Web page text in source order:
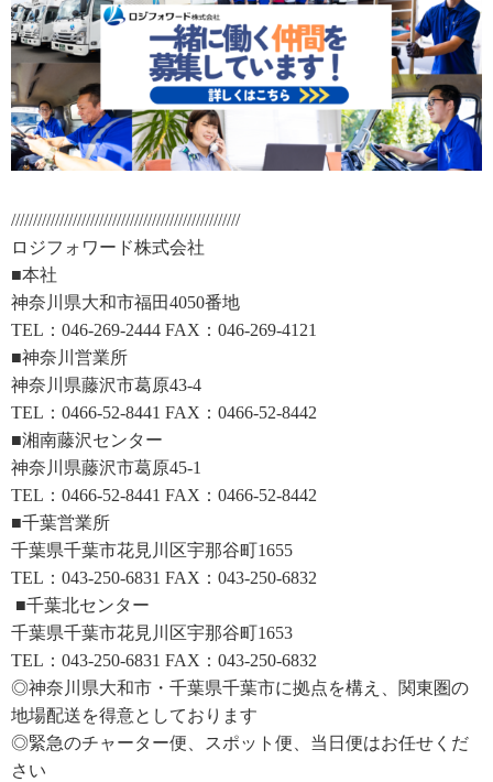
////////////////////////////////////////////////////
ロジフォワード株式会社
■本社
神奈川県大和市福田4050番地
TEL：046-269-2444 FAX：046-269-4121
■神奈川営業所
神奈川県藤沢市葛原43-4
TEL：0466-52-8441 FAX：0466-52-8442
■湘南藤沢センター
神奈川県藤沢市葛原45-1
TEL：0466-52-8441 FAX：0466-52-8442
■千葉営業所
千葉県千葉市花見川区宇那谷町1655
TEL：043-250-6831 FAX：043-250-6832
■千葉北センター
千葉県千葉市花見川区宇那谷町1653
TEL：043-250-6831 FAX：043-250-6832
◎神奈川県大和市・千葉県千葉市に拠点を構え、関東圏の
地場配送を得意としております
◎緊急のチャーター便、スポット便、当日便はお任せくだ
さい